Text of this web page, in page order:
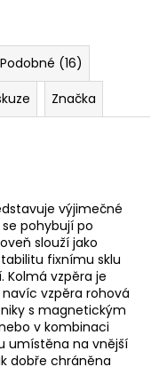
Podobné (16)
Značka
výjimečné
pohybují po
slouží jako
fixnímu sklu
Kolmá vzpěra je
vzpěra rohová
s magnetickým
v kombinaci
umístěna na vnější
dobře chráněna